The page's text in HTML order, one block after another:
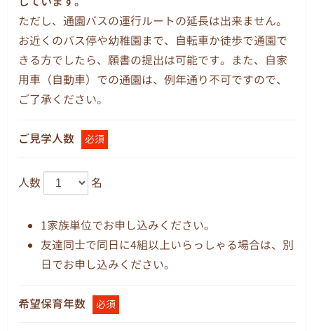
ただし、通園バスの運行ルートの延長は出来ません。
お近くのバス停や幼稚園まで、自転車か徒歩で通園で
きる方でしたら、願書の提出は可能です。また、自家
用車（自動車）での通園は、例年通り不可ですので、
ご了承ください。
ご見学人数 必須
人数 名
1家族単位でお申し込みください。
友達同士で同日に4組以上いらっしゃる場合は、別
日でお申し込みください。
希望保育年数 必須